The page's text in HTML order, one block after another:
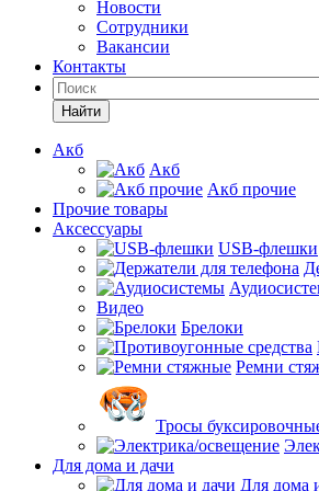
Новости
Сотрудники
Вакансии
Контакты
Найти
Акб
Акб
Акб прочие
Прочие товары
Аксессуары
USB-флешки
Видео
Брелоки
Ремни
Тросы
Для дома и дачи
Для дома